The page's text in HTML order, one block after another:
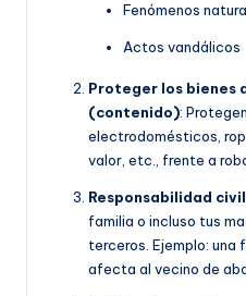
Fenómenos
Actos vandálicos
Proteger los bienes
(contenido):
electrodomésticos,
valor, etc., frente a
Responsabilidad civil
familia o incluso tus
terceros. Ejemplo: una
afecta al vecino de